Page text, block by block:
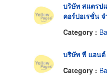
บริษัท สแตรป
คอร์ปอเรชั่น จ
Category :
บริษัท พี แอนด์
Category :